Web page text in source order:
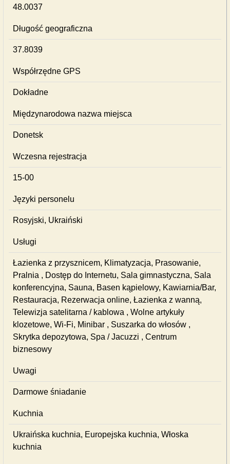
48.0037
Długość geograficzna
37.8039
Współrzędne GPS
Dokładne
Międzynarodowa nazwa miejsca
Donetsk
Wczesna rejestracja
15-00
Języki personelu
Rosyjski, Ukraiński
Usługi
Łazienka z przysznicem, Klimatyzacja, Prasowanie,
Pralnia , Dostęp do Internetu, Sala gimnastyczna, Sala
konferencyjna, Sauna, Basen kąpielowy, Kawiarnia/Bar,
Restauracja, Rezerwacja online, Łazienka z wanną,
Telewizja satelitarna / kablowa , Wolne artykuły
klozetowe, Wi-Fi, Minibar , Suszarka do włosów ,
Skrytka depozytowa, Spa / Jacuzzi , Centrum
biznesowy
Uwagi
Darmowe śniadanie
Kuchnia
Ukraińska kuchnia, Europejska kuchnia, Włoska
kuchnia